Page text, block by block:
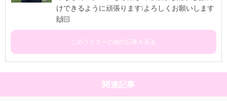
けできるように頑張ります❕よろしくお願いします
🙌🏻
このライターの他の記事を見る
関連記事